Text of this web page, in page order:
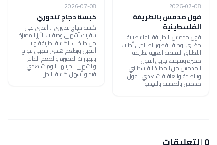
2026-07-08
فول مدمس بالطريقة
الفلسطينية
فول مدمس بالطريقة الفلسطينية ...
حضري لوجبة الفطور الصباحي أطيب
الأطباق التقليدية العربية بطريقة
مميزة وشهية، جربي الفول
المدمس من المطبخ الفلسطيني
وبالصحة والعافية شاهدي: فول
مدمس بالطحينية بالفيديو
2026-07-08
كبسة دجاج تندوري
كبسة دجاج تندوري .. أعدي على
سفرتك أشهى وصفات الأرز المميزة
من طبخات الكبسة بطريقة ولا
أسهل وبطعم هندي شهي فواح
بالبهارات المميزة والطعم الفاخر
والشهي.. جربيها اليوم شاهدي:
فيديو أسهل كبسة بالجزر